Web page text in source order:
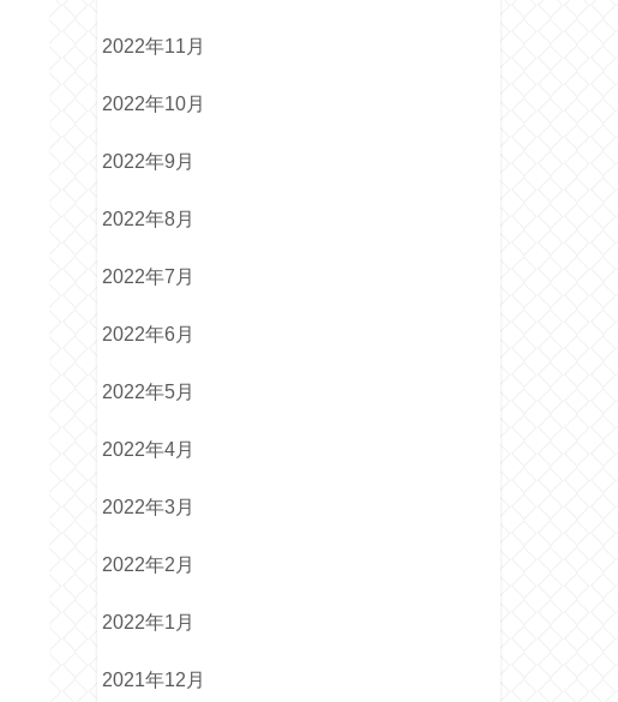
2022年11月
2022年10月
2022年9月
2022年8月
2022年7月
2022年6月
2022年5月
2022年4月
2022年3月
2022年2月
2022年1月
2021年12月